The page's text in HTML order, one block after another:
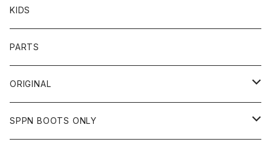
CAP
OTHER
SHIRTS
VANSON
OTHER
SHIRTS
TOYS McCOY
OTHER
TOPS
VIN&AGE
WEAR
HARLEY DAVIDSON
72JAM
リード工業
CHURCHILL
NAPA
DIN MARKET
ROUGH TAIL
DIN MARKET
STREAM TRAIL
BAG
LEUS
HTC
SLOW WEAR LION
STANCE
KIDS
PARTS
ORIGINAL
TOPS
SPPN BOOTS ONLY